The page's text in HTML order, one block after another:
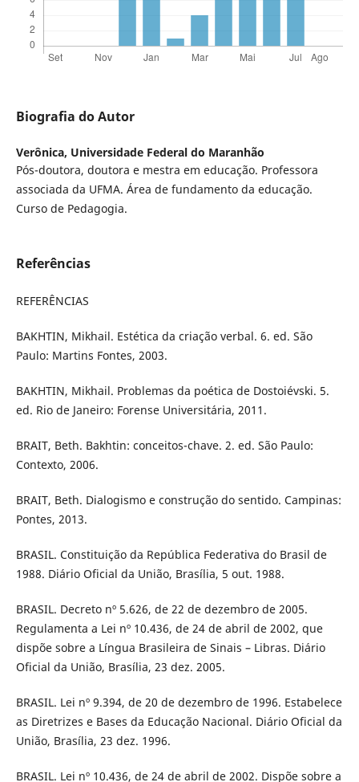
Biografia do Autor
Verônica, Universidade Federal do Maranhão
Pós-doutora, doutora e mestra em educação. Professora
associada da UFMA. Área de fundamento da educação.
Curso de Pedagogia.
Referências
REFERÊNCIAS
BAKHTIN, Mikhail. Estética da criação verbal. 6. ed. São
Paulo: Martins Fontes, 2003.
BAKHTIN, Mikhail. Problemas da poética de Dostoiévski. 5.
ed. Rio de Janeiro: Forense Universitária, 2011.
BRAIT, Beth. Bakhtin: conceitos-chave. 2. ed. São Paulo:
Contexto, 2006.
BRAIT, Beth. Dialogismo e construção do sentido. Campinas:
Pontes, 2013.
BRASIL. Constituição da República Federativa do Brasil de
1988. Diário Oficial da União, Brasília, 5 out. 1988.
BRASIL. Decreto nº 5.626, de 22 de dezembro de 2005.
Regulamenta a Lei nº 10.436, de 24 de abril de 2002, que
dispõe sobre a Língua Brasileira de Sinais – Libras. Diário
Oficial da União, Brasília, 23 dez. 2005.
BRASIL. Lei nº 9.394, de 20 de dezembro de 1996. Estabelece
as Diretrizes e Bases da Educação Nacional. Diário Oficial da
União, Brasília, 23 dez. 1996.
BRASIL. Lei nº 10.436, de 24 de abril de 2002. Dispõe sobre a